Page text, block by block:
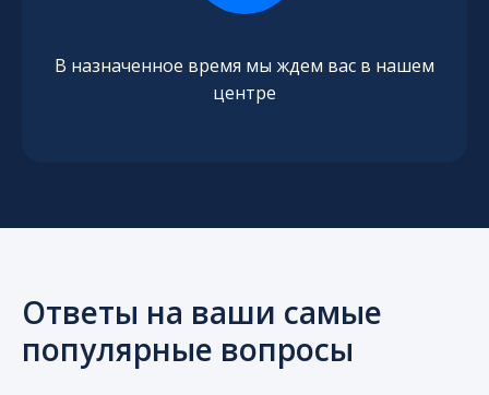
В назначенное время мы ждем вас в нашем
центре
Ответы на ваши самые
популярные вопросы